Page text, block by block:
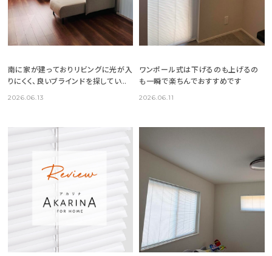
南に家が建っておりリビングに光が入
りにくく、良いブラインドを探していま
2026.06.13
ワンポール式は下げるのも上げるの
も一瞬で楽ちんでおすすめです
2026.06.11